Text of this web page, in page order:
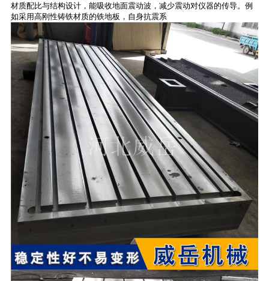
材质配比与结构设计，能吸收地面震动波，减少震动对仪器的传导。例
如采用高刚性铸铁材质的铁地板，自身抗震系